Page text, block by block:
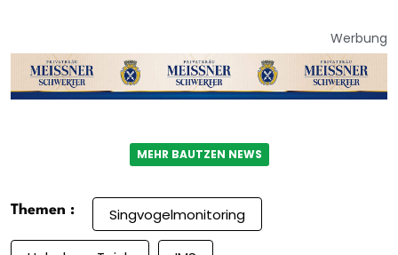
Werbung
MEHR BAUTZEN NEWS
Themen : Singvogelmonitoring